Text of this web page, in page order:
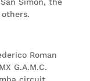
Roman
G.A.M.C.